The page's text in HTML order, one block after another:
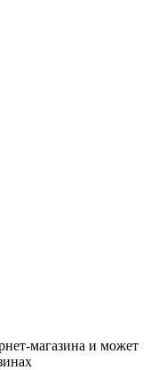
магазина и может